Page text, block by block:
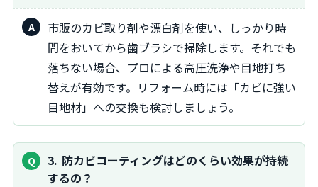
市販のカビ取り剤や漂白剤を使い、しっかり時
間をおいてから歯ブラシで掃除します。それでも
落ちない場合、プロによる高圧洗浄や目地打ち
替えが有効です。リフォーム時には「カビに強い
目地材」への交換も検討しましょう。
3 防カビコーティングはどのくらい効果が持続
するの？